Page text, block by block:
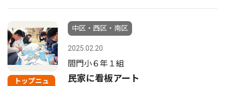
トップニュ
中区・西区・南区
2025.02.20
間門小６年１組
民家に看板アート